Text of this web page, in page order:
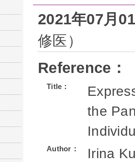
2021年07月
修医）
Reference：
Title：
the
Author： Irina